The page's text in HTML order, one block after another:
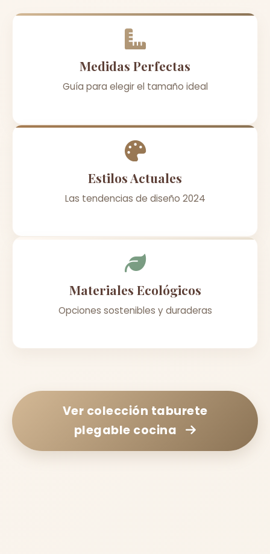
Medidas Perfectas
Guía para elegir el tamaño ideal
Estilos Actuales
Las tendencias de diseño 2024
Materiales Ecológicos
Opciones sostenibles y duraderas
Ver colección taburete
plegable cocina